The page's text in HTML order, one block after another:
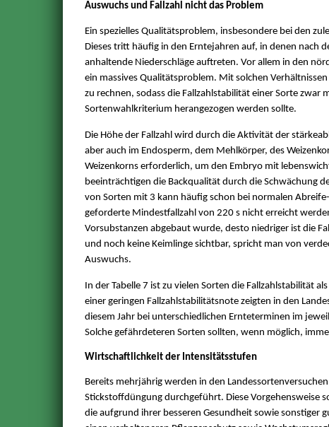
Auswuchs und Fallzahl nicht das Problem
Ein spezielles Qualitätsproblem, insbesondere bei den
Dieses tritt häufig in den Erntejahren auf, in denen nach
anhaltende Niederschläge auftreten. Vor allem in den
ein massives Qualitätsproblem. Mit solchen
zu rechnen, sodass die Fallzahlstabilität einer Sorte zwar
Sortenwahlkriterium herangezogen werden sollte.
Die Höhe der Fallzahl wird durch die Aktivität der
aber auch im Endosperm, dem Mehlkörper, des
Weizenkorns erforderlich, um den Embryo mit
beeinträchtigen die Backqualität durch die Schwächung
von Sorten mit 3 kann häufig schon bei normalen
geforderte Mindestfallzahl von 220 s nicht erreicht
Vorsubstanzen abgebaut wurde, desto niedriger ist die
und noch keine Keimlinge sichtbar, spricht man von
Auswuchs.
In der Tabelle 7 ist zu vielen Sorten die Fallzahlstabilität
einer geringen Fallzahlstabilitätsnote zeigten in den
diesem Jahr bei unterschiedlichen Ernteterminen im
Solche gefährdeteren Sorten sollten, wenn möglich,
Wirtschaftlichkeit der Intensitätsstufen
Bereits mehrjährig werden in den
Stickstoffdüngung durchgeführt. Diese Vorgehensweise
die aufgrund ihrer besseren Gesundheit sowie sonstiger